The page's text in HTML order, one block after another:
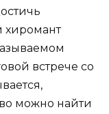
хиромант
встрече со
можно найти